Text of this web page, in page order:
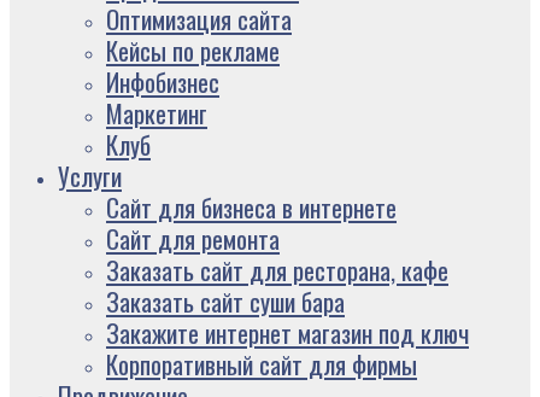
Оптимизация сайта
Кейсы по рекламе
Инфобизнес
Маркетинг
Клуб
Услуги
Сайт для бизнеса в интернете
Сайт для ремонта
Заказать сайт для ресторана, кафе
Заказать сайт суши бара
Закажите интернет магазин под ключ
Корпоративный сайт для фирмы